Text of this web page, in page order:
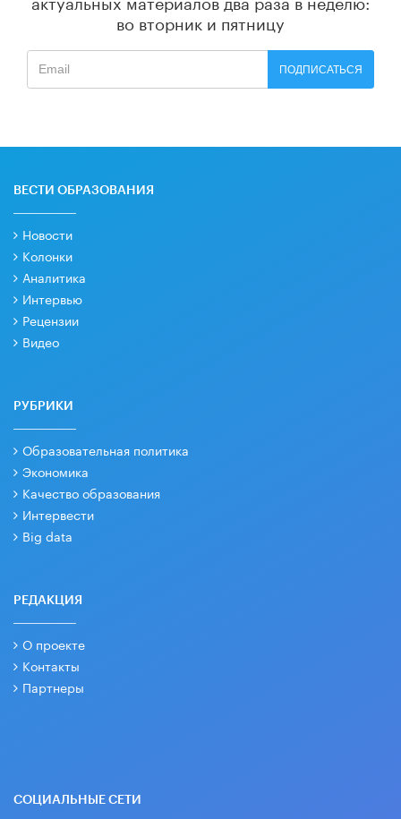
во вторник и пятницу
ПОДПИСАТЬСЯ
ВЕСТИ ОБРАЗОВАНИЯ
Новости
Колонки
Аналитика
Интервью
Рецензии
Видео
РУБРИКИ
Образовательная политика
Экономика
Качество образования
Интервести
Big data
РЕДАКЦИЯ
О проекте
Контакты
Партнеры
СОЦИАЛЬНЫЕ СЕТИ